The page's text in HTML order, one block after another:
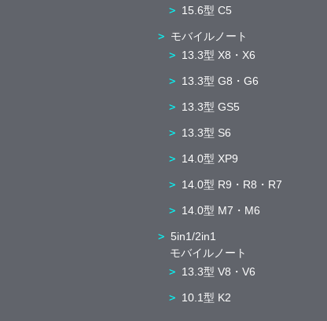
15.6型 C5
モバイルノート
13.3型 X8・X6
13.3型 G8・G6
13.3型 GS5
13.3型 S6
14.0型 XP9
14.0型 R9・R8・R7
14.0型 M7・M6
5in1/2in1
モバイルノート
13.3型 V8・V6
10.1型 K2